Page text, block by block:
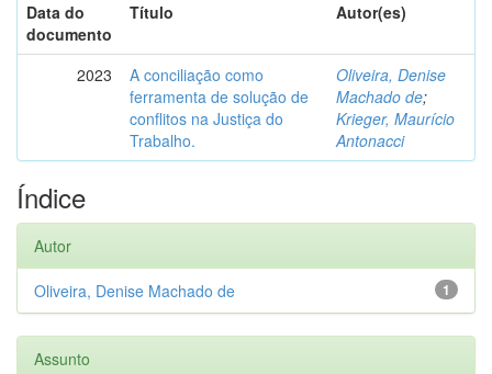
Data do
documento
Título Autor(es)
2023
A conciliação como
ferramenta de solução de
conflitos na Justiça do
Trabalho.
Oliveira, Denise
Machado de;
Krieger, Maurício
Antonacci
Índice
Autor
1
Oliveira, Denise Machado de
Assunto